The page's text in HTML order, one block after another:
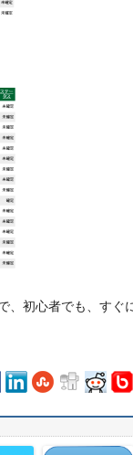
、初心者でも、すぐ